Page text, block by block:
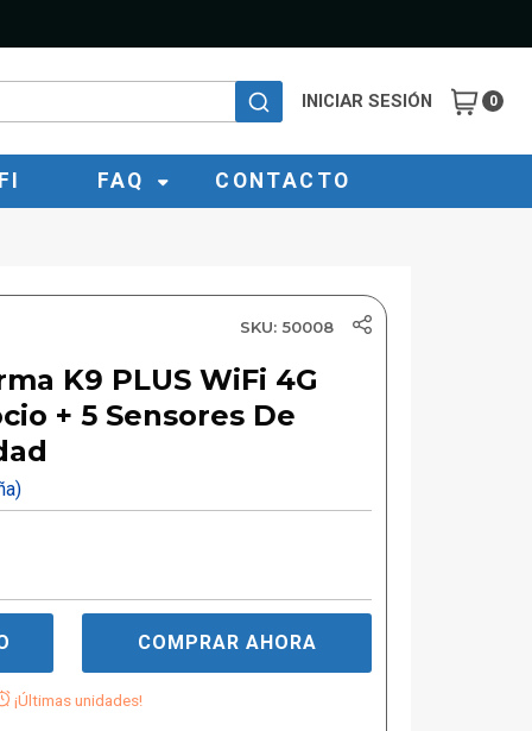
INICIAR SESIÓN 0
FAQ CONTACTO
SKU: 50008
K9 PLUS WiFi 4G
+ 5 Sensores De
COMPRAR AHORA
¡Últimas unidades!